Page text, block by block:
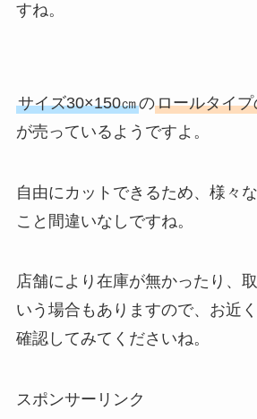
すね。
サイズ30×150㎝のロールタイ
が売っているようですよ。
自由にカットできるため、様々
こと間違いなしですね。
店舗により在庫が無かったり、
いう場合もありますので、お近
確認してみてくださいね。
スポンサーリンク